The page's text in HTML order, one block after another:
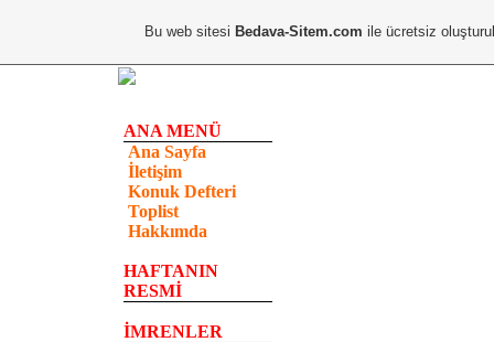
ANA MENÜ
Ana Sayfa
İletişim
Konuk Defteri
Toplist
Hakkımda
HAFTANIN
RESMİ
İMRENLER
Bu web sitesi Bedava-Sitem.com ile ücretsiz